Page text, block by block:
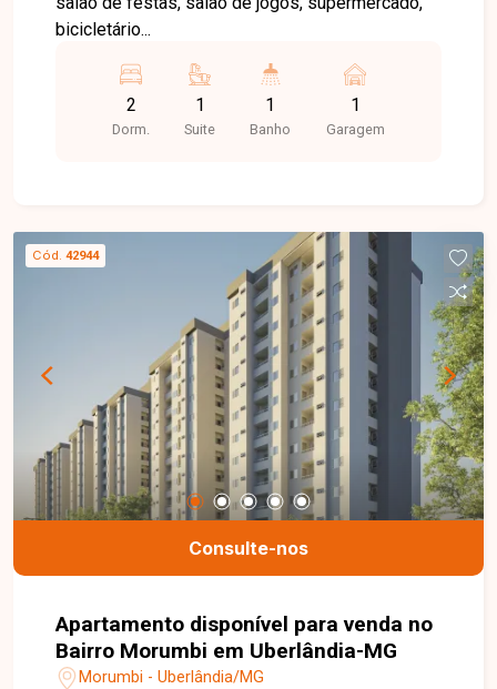
encontrar o imóvel ideal!
bicicletário...
2
Dorm.
1
Suite
1
Banho
1
Garagem
Cód. 42944
Consulte-nos
Apartamento disponível para venda no
Bairro Morumbi em Uberlândia-MG
Morumbi - Uberlândia/MG